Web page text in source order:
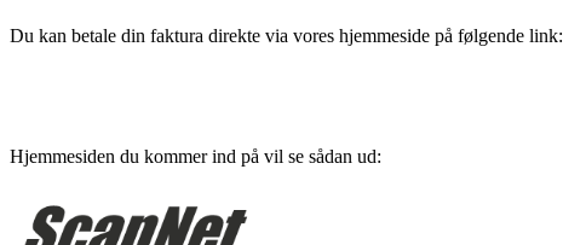
Du kan betale din faktura direkte via vores hjemmeside på følgende link:
Hjemmesiden du kommer ind på vil se sådan ud: